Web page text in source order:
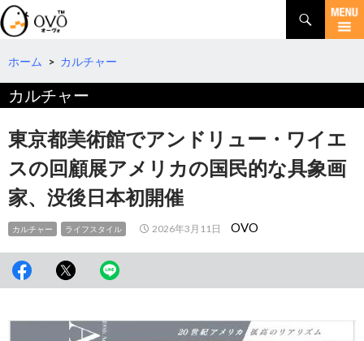
検
索
コ
テ
ツ
へ
移
動
ホーム > カルチャー
カルチャー
東京都美術館でアンドリュー・ワイエ
スの回顧展アメリカの国民的な具象画
家、没後日本初開催
カルチャー ライフスタイル 2026年3月11日 OVO